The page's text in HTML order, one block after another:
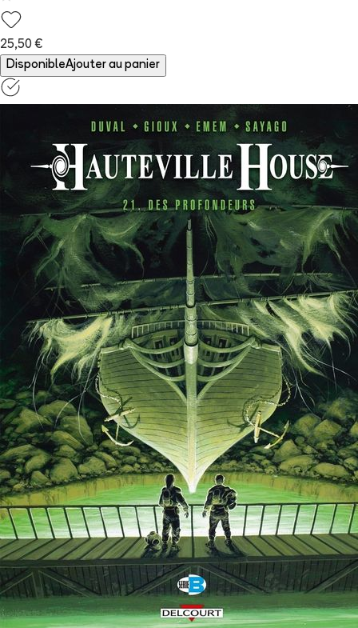
25,50 €
DisponibleAjouter au panier